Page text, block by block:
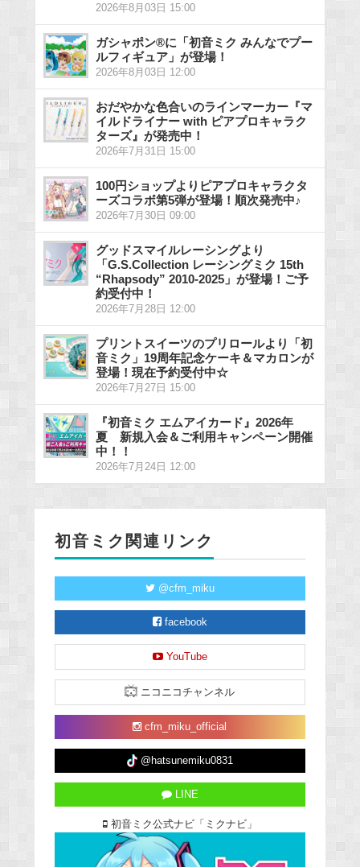
2026年8月03日 15:00
ガシャポン®に「初音ミク みんなでプー
ルフィギュア」が登場！
2026年8月03日 12:00
おだやかな色合いのラインマーカー『マ
イルドライナー with ピアプロキャラク
ターズ』が発売中！
2026年7月31日 15:00
100円ショップよりピアプロキャラクタ
ーズコラボ第5弾が登場！順次発売中♪
2026年7月30日 09:00
グッドスマイルレーシングより
「G.S.Collection レーシングミク 15th
“Rhapsody” 2010-2025」が登場！ご予
約受付中！
2026年7月28日 12:00
プリントスイーツのプリロールより「初
音ミク」19周年記念ケーキ＆マカロンが
登場！現在予約受付中☆
2026年7月27日 15:00
『初音ミク エムアイカード』2026年
夏 新規入会＆ご利用キャンペーン開催
中！！
2026年7月24日 12:00
初音ミク関連リンク
@cfm_miku
facebook
YouTube
ニコニコチャンネル
cfm_miku_official
@hatsunemiku0831
LINE
初音ミク公式ナビ「ミクナビ」